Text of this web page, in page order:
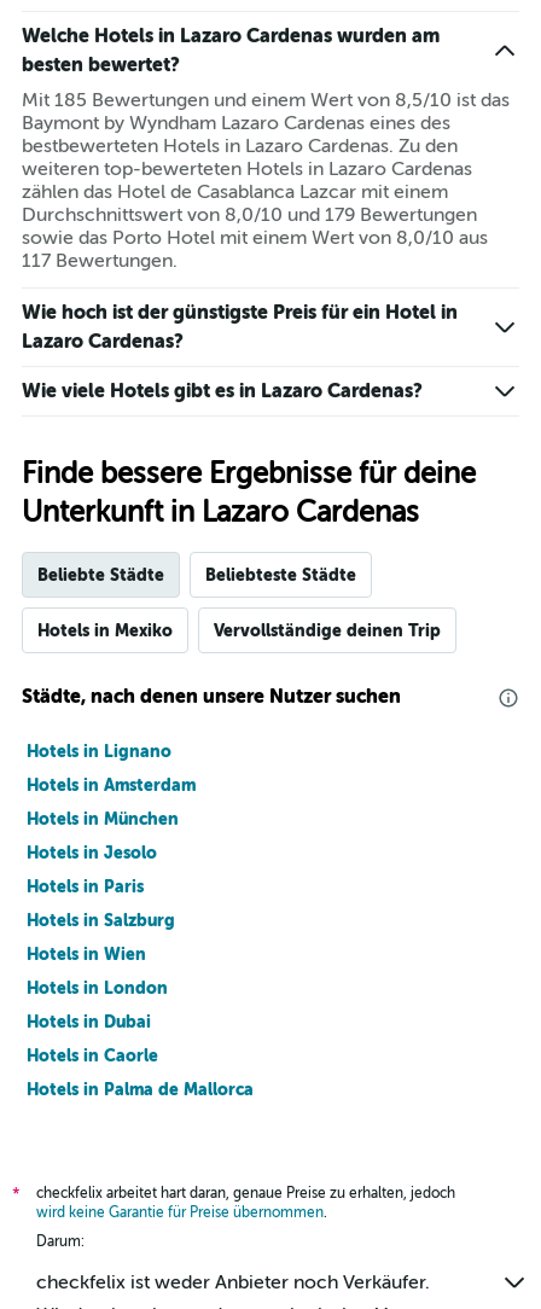
Welche Hotels in Lazaro Cardenas wurden am
besten bewertet?
Mit 185 Bewertungen und einem Wert von 8,5/10 ist das
Baymont by Wyndham Lazaro Cardenas eines des
bestbewerteten Hotels in Lazaro Cardenas. Zu den
weiteren top-bewerteten Hotels in Lazaro Cardenas
zählen das Hotel de Casablanca Lazcar mit einem
Durchschnittswert von 8,0/10 und 179 Bewertungen
sowie das Porto Hotel mit einem Wert von 8,0/10 aus
117 Bewertungen.
Wie hoch ist der günstigste Preis für ein Hotel in
Lazaro Cardenas?
Wie viele Hotels gibt es in Lazaro Cardenas?
Finde bessere Ergebnisse für deine
Unterkunft in Lazaro Cardenas
Beliebte Städte Beliebteste Städte
Hotels in Mexiko Vervollständige deinen Trip
Städte, nach denen unsere Nutzer suchen
Hotels in Lignano
Hotels in Amsterdam
Hotels in München
Hotels in Jesolo
Hotels in Paris
Hotels in Salzburg
Hotels in Wien
Hotels in London
Hotels in Dubai
Hotels in Caorle
Hotels in Palma de Mallorca
*
checkfelix arbeitet hart daran, genaue Preise zu erhalten, jedoch
wird keine Garantie für Preise übernommen.
Darum:
checkfelix ist weder Anbieter noch Verkäufer.